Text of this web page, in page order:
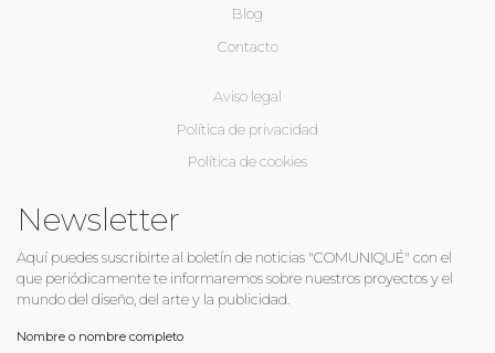
Blog
Contacto
Aviso legal
Política de privacidad
Política de cookies
Newsletter
Aquí puedes suscribirte al boletín de noticias "COMUNIQUÉ" con el
que periódicamente te informaremos sobre nuestros proyectos y el
mundo del diseño, del arte y la publicidad.
Nombre o nombre completo